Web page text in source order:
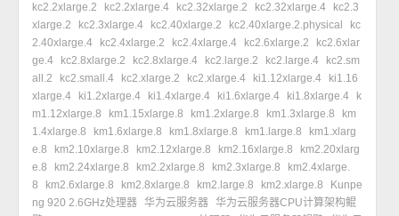
kc2.2xlarge.2
kc2.2xlarge.4 kc2.32xlarge.2 kc2.32xlarge.4
kc2.3
xlarge.2
kc2.3xlarge.4 kc2.40xlarge.2 kc2.40xlarge.2.physical
kc
2.40xlarge.4
kc2.4xlarge.2 kc2.4xlarge.4 kc2.6xlarge.2
kc2.6xlar
ge.4
kc2.8xlarge.2 kc2.8xlarge.4 kc2.large.2 kc2.large.4
kc2.sm
all.2
kc2.small.4 kc2.xlarge.2 kc2.xlarge.4 ki1.12xlarge.4
ki1.16
xlarge.4
ki1.2xlarge.4 ki1.4xlarge.4 ki1.6xlarge.4 ki1.8xlarge.4
k
m1.12xlarge.8
km1.15xlarge.8 km1.2xlarge.8 km1.3xlarge.8
km
1.4xlarge.8
km1.6xlarge.8 km1.8xlarge.8 km1.large.8
km1.xlarg
e.8
km2.10xlarge.8 km2.12xlarge.8 km2.16xlarge.8
km2.20xlarg
e.8
km2.24xlarge.8 km2.2xlarge.8 km2.3xlarge.8
km2.4xlarge.
8
km2.6xlarge.8 km2.8xlarge.8 km2.large.8 km2.xlarge.8
Kunpe
ng 920 2.6GHz处理器 华为云服务器 华为云服务器CPU计算架构鲲